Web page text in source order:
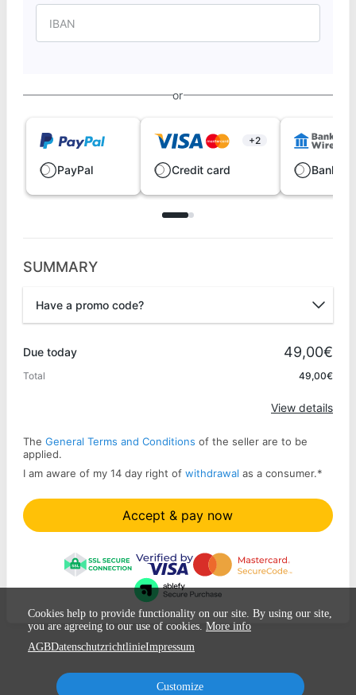
or
PayPal
+2
Credit card Bank
SUMMARY
Have a promo code?
Due today 49,00€
Total 49,00€
View details
The General Terms and Conditions of the seller are to be
applied.
I am aware of my 14 day right of withdrawal as a consumer.*
Accept & pay now
Cookies help to provide functionality on our site. By using our site,
you are agreeing to our use of cookies. More info
AGBDatenschutzrichtlinieImpressum
Customize